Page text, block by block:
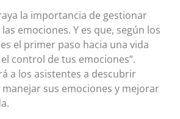
la importancia de gestionar
emociones. Y es que, según los
el primer paso hacia una vida
control de tus emociones”.
a los asistentes a descubrir
sus emociones y mejorar